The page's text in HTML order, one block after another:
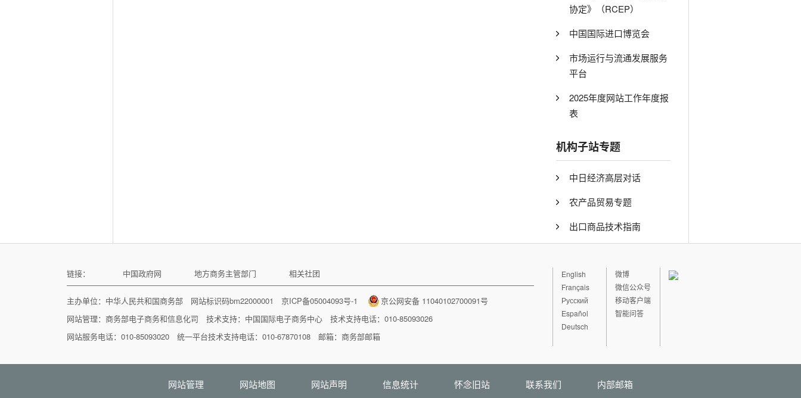
协定》（RCEP）
中国国际进口博览会
市场运行与流通发展服务
平台
2025年度网站工作年度报
表
机构子站专题
中日经济高层对话
农产品贸易专题
出口商品技术指南
链接： 中国政府网 地方商务主管部门 相关社团
主办单位：中华人民共和国商务部 网站标识码bm22000001京ICP备05004093号-1
京公网安备 11040102700091号
网站管理：商务部电子商务和信息化司 技术支持： 中国国际电子商务中心 技术支持电话：010-85093026
网站服务电话：010-85093020 统一平台技术支持电话：010-67870108 邮箱：商务部邮箱
English
Français
Русский
Español
Deutsch
微博
微信公众号
移动客户端
智能问答
网站管理 网站地图 网站声明 信息统计 怀念旧站 联系我们 内部邮箱